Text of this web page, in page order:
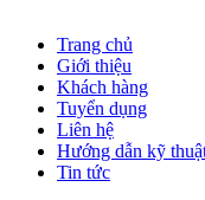
Trang chủ
Giới thiệu
Khách hàng
Tuyển dụng
Liên hệ
Hướng dẫn kỹ
Tin tức